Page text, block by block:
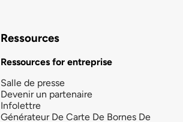
Ressources
Ressources for entreprise
Salle de presse
Devenir un partenaire
Infolettre
Générateur De Carte De Bornes De